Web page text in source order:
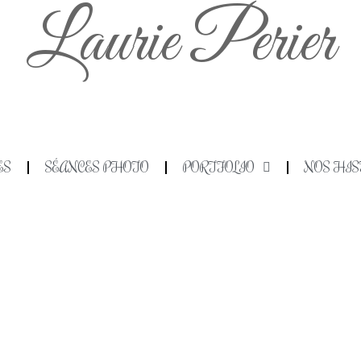
Laurie Perier
SÉANCES PHOTO PORTFOLIO NOS